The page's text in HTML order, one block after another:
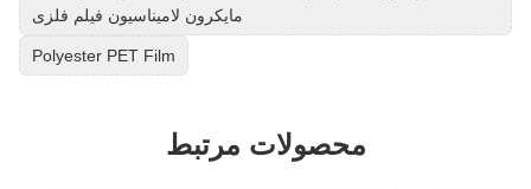
مایکرون لامیناسیون فیلم فلزی
Polyester PET Film
محصولات مرتبط